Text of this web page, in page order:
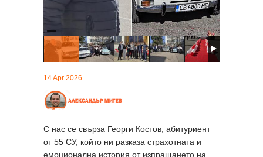
14 Apr 2026
С нас се свърза Георги Костов, абитуриент
от 55 СУ, който ни разказа страхотната и
емоционална история от изпращането на